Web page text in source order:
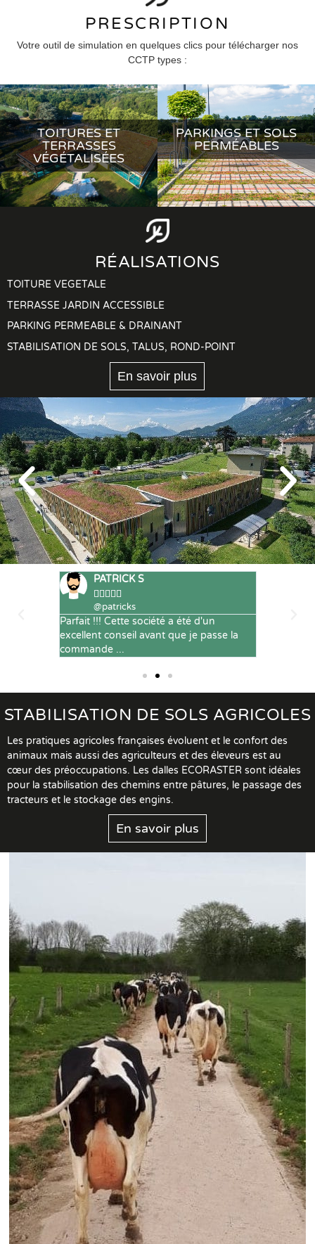
PRESCRIPTION
Votre outil de simulation en quelques clics pour télécharger nos
CCTP types :
TOITURES ET
TERRASSES
VÉGÉTALISÉES
PARKINGS ET SOLS
PERMÉABLES
RÉALISATIONS
TOITURE VEGETALE
TERRASSE JARDIN ACCESSIBLE
PARKING PERMEABLE & DRAINANT
STABILISATION DE SOLS, TALUS, ROND-POINT
En savoir plus
PATRICK S
    
@patricks
Parfait !!! Cette société a été d'un
excellent conseil avant que je passe la
commande ...
STABILISATION DE SOLS AGRICOLES
Les pratiques agricoles françaises évoluent et le confort des
animaux mais aussi des agriculteurs et des éleveurs est au
cœur des préoccupations. Les dalles ECORASTER sont idéales
pour la stabilisation des chemins entre pâtures, le passage des
tracteurs et le stockage des engins.
En savoir plus